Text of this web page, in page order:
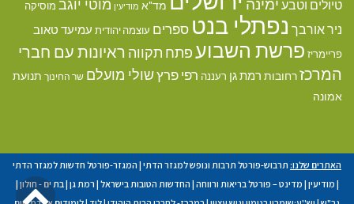
טיולים וטבע מד"א מודיעין מוטי יוגב מוסיקה
ניר אורבך נפתלי בנט ספרים עוצמה יהודית עמיעד טאוב
פריימריז פרשת השבועפתח תקווה ראיונות עם חברי
המרכזרחובות רמת גן רעננה רפי פרץשולי מועלם שר החינוך תנועת
אמונה
האתרים שלנו: תרבוש-פורטל תרבות ונופש למגזר הדתי | המגזר-פורטל חדשות למגזר הדתי
| מודיעין | מדינט – פורטל בריאות ורווחה | החדשות הטובות בישראל | רמת גן |בת ים - חולון|